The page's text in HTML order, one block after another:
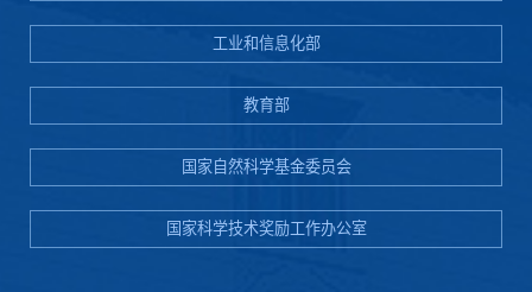
工业和信息化部
教育部
国家自然科学基金委员会
国家科学技术奖励工作办公室